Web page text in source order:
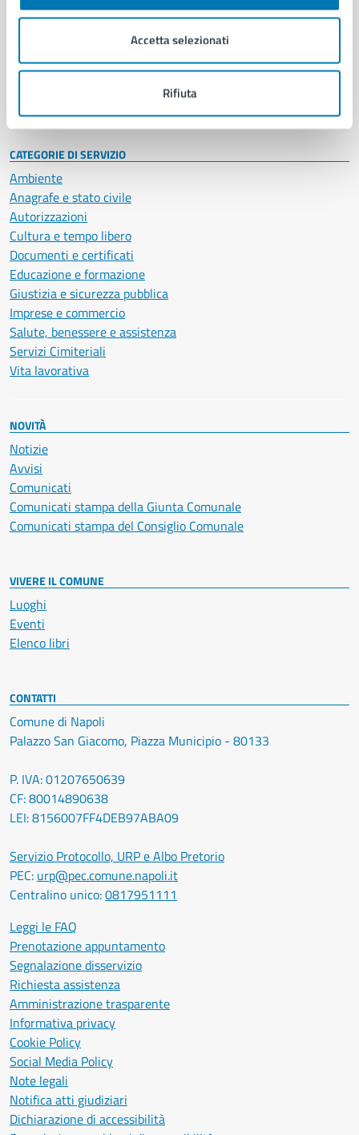
Accetta selezionati
Rifiuta
Enti e fondazioni
Personale amministrativo
Intranet, posta aziendale e protocollo
CATEGORIE DI SERVIZIO
Ambiente
Anagrafe e stato civile
Autorizzazioni
Cultura e tempo libero
Documenti e certificati
Educazione e formazione
Giustizia e sicurezza pubblica
Imprese e commercio
Salute, benessere e assistenza
Servizi Cimiteriali
Vita lavorativa
NOVITÀ
Notizie
Avvisi
Comunicati
Comunicati stampa della Giunta Comunale
Comunicati stampa del Consiglio Comunale
VIVERE IL COMUNE
Luoghi
Eventi
Elenco libri
CONTATTI
Comune di Napoli
Palazzo San Giacomo, Piazza Municipio - 80133
P. IVA: 01207650639
CF: 80014890638
LEI: 8156007FF4DEB97ABA09
Servizio Protocollo, URP e Albo Pretorio
PEC: urp@pec.comune.napoli.it
Centralino unico:0817951111
Leggi le FAQ
Prenotazione appuntamento
Segnalazione disservizio
Richiesta assistenza
Amministrazione trasparente
Informativa privacy
Cookie Policy
Social Media Policy
Note legali
Notifica atti giudiziari
Dichiarazione di accessibilità